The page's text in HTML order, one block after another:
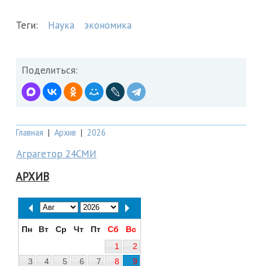
Теги: Наука экономика
Поделиться:
Главная | Архив | 2026
Аграгетор 24СМИ
АРХИВ
Пн Вт Ср Чт Пт Сб
Вс
1
2
3
4 5 6 7 8
9